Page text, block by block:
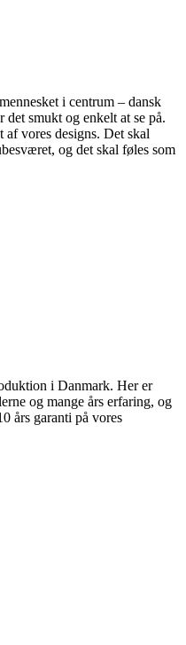
i centrum – dansk
det smukt og enkelt at se på.
af vores designs. Det skal
og det skal føles som
i Danmark. Her er
og mange års erfaring, og
års garanti på vores